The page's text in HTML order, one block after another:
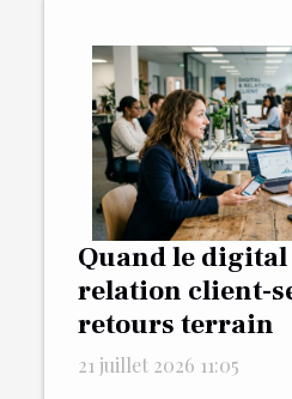
Quand le
relation client-
retours terrain
21 juillet 2026 11:05